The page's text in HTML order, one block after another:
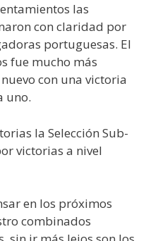
las
con claridad por
portuguesas. El
fue mucho más
con una victoria
uno.
la Selección Sub-
victorias a nivel
en los próximos
combinados